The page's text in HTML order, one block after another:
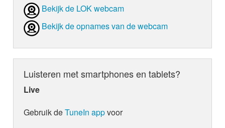
Bekijk de LOK webcam
Bekijk de opnames van de webcam
Luisteren met smartphones en tablets?
Live
Gebruik deTuneIn appvoor